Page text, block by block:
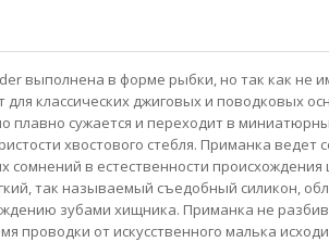
выполнена в форме рыбки, но так как не
для классических джиговых и поводковых
плавно сужается и переходит в
хвостового стебля. Приманка ведет
сомнений в естественности
так называемый съедобный силикон,
зубами хищника. Приманка не
проводки от искусственного малька